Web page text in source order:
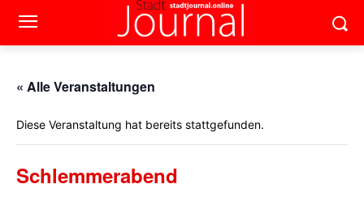
« Alle Veranstaltungen
Diese Veranstaltung hat bereits stattgefunden.
Schlemmerabend